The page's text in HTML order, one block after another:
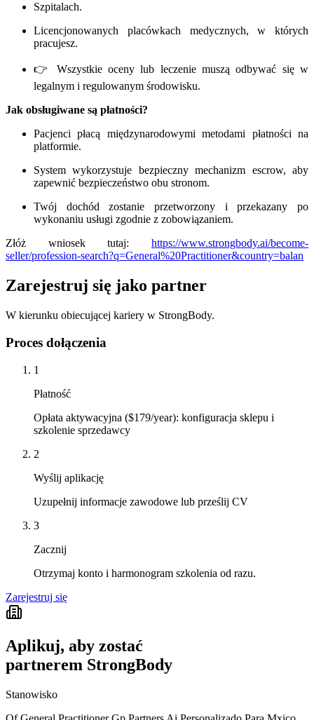
Szpitalach.
Licencjonowanych placówkach medycznych, w których
pracujesz.
👉 Wszystkie oceny lub leczenie muszą odbywać się w
legalnym i regulowanym środowisku.
Jak obsługiwane są płatności?
Pacjenci płacą międzynarodowymi metodami płatności na
platformie.
System wykorzystuje bezpieczny mechanizm escrow, aby
zapewnić bezpieczeństwo obu stronom.
Twój dochód zostanie przetworzony i przekazany po
wykonaniu usługi zgodnie z zobowiązaniem.
Złóż wniosek tutaj: https://www.strongbody.ai/become-
seller/profession-search?q=General%20Practitioner&country=balan
Zarejestruj się jako partner
W kierunku obiecującej kariery w StrongBody.
Proces dołączenia
1
Płatność
Opłata aktywacyjna ($179/year): konfiguracja sklepu i
szkolenie sprzedawcy
2
Wyślij aplikację
Uzupełnij informacje zawodowe lub prześlij CV
3
Zacznij
Otrzymaj konto i harmonogram szkolenia od razu.
Zarejestruj się
Aplikuj, aby zostać
partnerem StrongBody
Stanowisko